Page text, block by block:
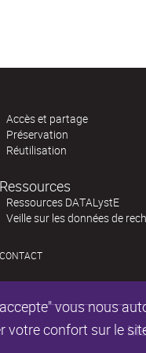
vous nous
votre confort sur le
Accès et partage
Préservation
Réutilisation
Ressources
Ressources DATALystE
Veille sur les données de
CONTACT